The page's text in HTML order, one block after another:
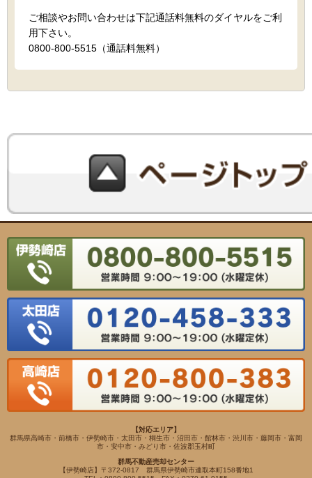
ご相談やお問い合わせは下記通話料無料のダイヤルをご利
用下さい。
0800-800-5515（通話料無料）
【対応エリア】
群馬県高崎市・前橋市・伊勢崎市・太田市・桐生市・沼田市・館林市・渋川市・藤岡市・富岡
市・安中市・みどり市・佐波郡玉村町
群馬不動産売却センター
【伊勢崎店】〒372-0817 群馬県伊勢崎市連取本町158番地1